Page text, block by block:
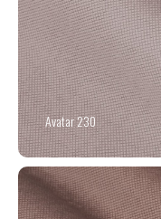
Avatar 230